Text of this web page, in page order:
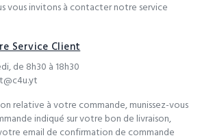
vous invitons à contacter notre service
Service Client
de 8h30 à 18h30
relative à votre commande, munissez-vous
indiqué sur votre bon de livraison,
email de confirmation de commande